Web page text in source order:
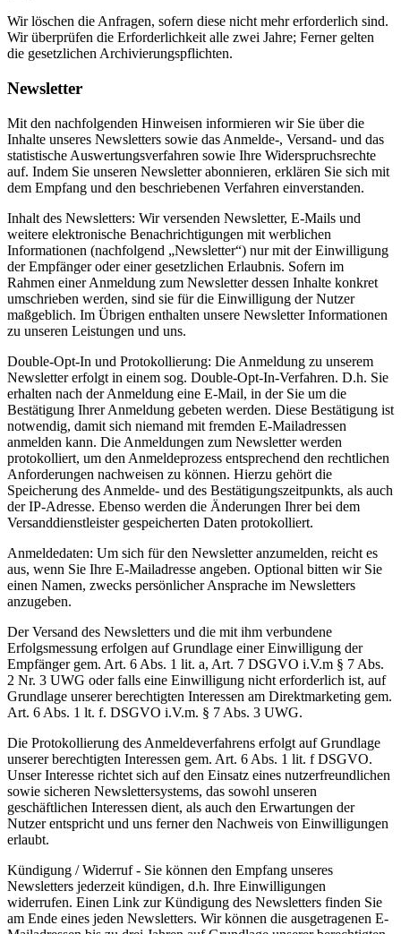
Wir löschen die Anfragen, sofern diese nicht mehr erforderlich sind.
Wir überprüfen die Erforderlichkeit alle zwei Jahre; Ferner gelten
die gesetzlichen Archivierungspflichten.
Newsletter
Mit den nachfolgenden Hinweisen informieren wir Sie über die
Inhalte unseres Newsletters sowie das Anmelde-, Versand- und das
statistische Auswertungsverfahren sowie Ihre Widerspruchsrechte
auf. Indem Sie unseren Newsletter abonnieren, erklären Sie sich mit
dem Empfang und den beschriebenen Verfahren einverstanden.
Inhalt des Newsletters: Wir versenden Newsletter, E-Mails und
weitere elektronische Benachrichtigungen mit werblichen
Informationen (nachfolgend „Newsletter“) nur mit der Einwilligung
der Empfänger oder einer gesetzlichen Erlaubnis. Sofern im
Rahmen einer Anmeldung zum Newsletter dessen Inhalte konkret
umschrieben werden, sind sie für die Einwilligung der Nutzer
maßgeblich. Im Übrigen enthalten unsere Newsletter Informationen
zu unseren Leistungen und uns.
Double-Opt-In und Protokollierung: Die Anmeldung zu unserem
Newsletter erfolgt in einem sog. Double-Opt-In-Verfahren. D.h. Sie
erhalten nach der Anmeldung eine E-Mail, in der Sie um die
Bestätigung Ihrer Anmeldung gebeten werden. Diese Bestätigung ist
notwendig, damit sich niemand mit fremden E-Mailadressen
anmelden kann. Die Anmeldungen zum Newsletter werden
protokolliert, um den Anmeldeprozess entsprechend den rechtlichen
Anforderungen nachweisen zu können. Hierzu gehört die
Speicherung des Anmelde- und des Bestätigungszeitpunkts, als auch
der IP-Adresse. Ebenso werden die Änderungen Ihrer bei dem
Versanddienstleister gespeicherten Daten protokolliert.
Anmeldedaten: Um sich für den Newsletter anzumelden, reicht es
aus, wenn Sie Ihre E-Mailadresse angeben. Optional bitten wir Sie
einen Namen, zwecks persönlicher Ansprache im Newsletters
anzugeben.
Der Versand des Newsletters und die mit ihm verbundene
Erfolgsmessung erfolgen auf Grundlage einer Einwilligung der
Empfänger gem. Art. 6 Abs. 1 lit. a, Art. 7 DSGVO i.V.m § 7 Abs.
2 Nr. 3 UWG oder falls eine Einwilligung nicht erforderlich ist, auf
Grundlage unserer berechtigten Interessen am Direktmarketing gem.
Art. 6 Abs. 1 lt. f. DSGVO i.V.m. § 7 Abs. 3 UWG.
Die Protokollierung des Anmeldeverfahrens erfolgt auf Grundlage
unserer berechtigten Interessen gem. Art. 6 Abs. 1 lit. f DSGVO.
Unser Interesse richtet sich auf den Einsatz eines nutzerfreundlichen
sowie sicheren Newslettersystems, das sowohl unseren
geschäftlichen Interessen dient, als auch den Erwartungen der
Nutzer entspricht und uns ferner den Nachweis von Einwilligungen
erlaubt.
Kündigung / Widerruf - Sie können den Empfang unseres
Newsletters jederzeit kündigen, d.h. Ihre Einwilligungen
widerrufen. Einen Link zur Kündigung des Newsletters finden Sie
am Ende eines jeden Newsletters. Wir können die ausgetragenen E-